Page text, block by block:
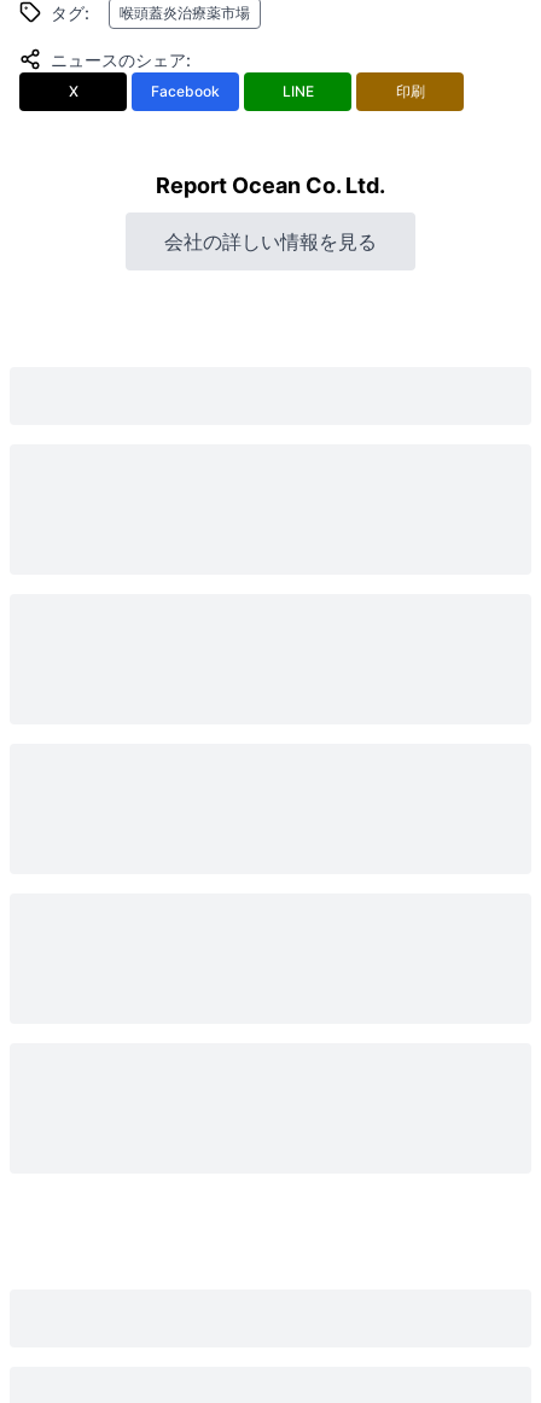
タグ: 喉頭蓋炎治療薬市場
ニュースのシェア:
X Facebook LINE 印刷
Report Ocean Co. Ltd.
会社の詳しい情報を見る